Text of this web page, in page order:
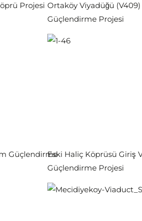
Projesi Ortaköy Viyadüğü
Güçlendirme Projesi
GüçlendirmeEski Haliç Köprüsü Giriş
Güçlendirme Projesi